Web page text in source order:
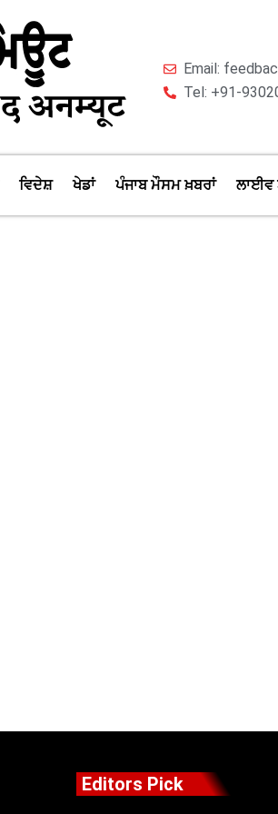
Email:
Tel: +91-
ਵਿਦੇਸ਼ ਖੇਡਾਂ ਪੰਜਾਬ ਮੌਸਮ ਖ਼ਬਰਾਂ ਲਾਈਵ
Editors Pick